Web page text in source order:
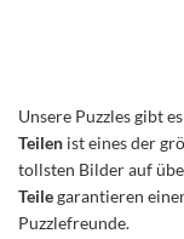
Unsere Puzzles gibt
Teilen ist eines der
tollsten Bilder auf
Teilegarantieren
Puzzlefreunde.